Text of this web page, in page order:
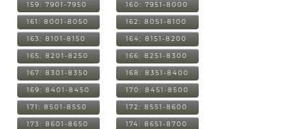
159: 7901-7950 160: 7951-8000
161: 8001-8050 162: 8051-8100
163: 8101-8150 164: 8151-8200
165: 8201-8250 166: 8251-8300
167: 8301-8350 168: 8351-8400
169: 8401-8450 170: 8451-8500
171: 8501-8550 172: 8551-8600
173: 8601-8650 174: 8651-8700